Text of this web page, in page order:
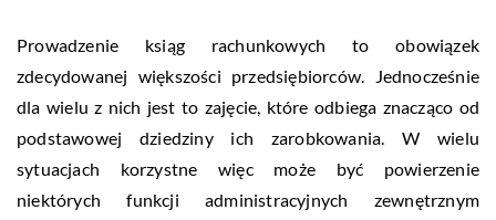
Prowadzenie ksiąg rachunkowych to obowiązek
zdecydowanej większości przedsiębiorców. Jednocześnie
dla wielu z nich jest to zajęcie, które odbiega znacząco od
podstawowej dziedziny ich zarobkowania. W wielu
sytuacjach korzystne więc może być powierzenie
niektórych funkcji administracyjnych zewnętrznym